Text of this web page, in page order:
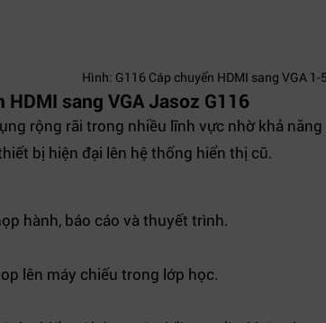
Hình: G116 Cáp chuyển HDMI sang VGA 1-
sang VGA Jasoz G116
rộng rãi trong nhiều lĩnh vực nhờ khả
bị hiện đại lên hệ thống hiển thị cũ.
hành, báo cáo và thuyết trình.
lên máy chiếu trong lớp học.